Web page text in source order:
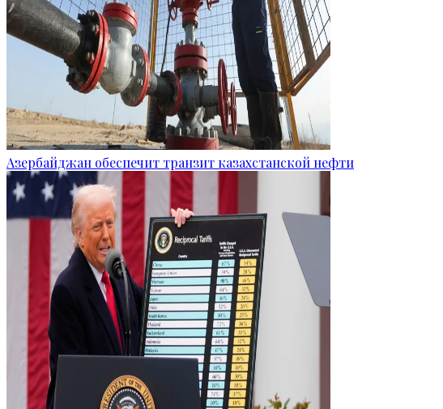
Азербайджан обеспечит транзит казахстанской нефти